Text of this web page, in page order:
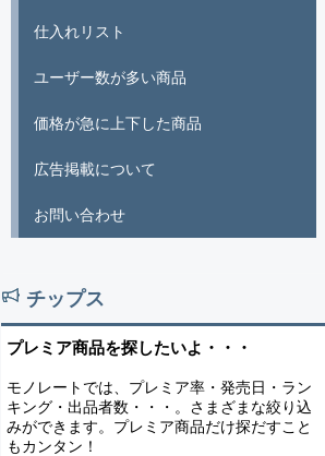
仕入れリスト
ユーザー数が多い商品
価格が急に上下した商品
広告掲載について
お問い合わせ
チップス
プレミア商品を探したいよ・・・
モノレートでは、プレミア率・発売日・ラン
キング・出品者数・・・。さまざまな絞り込
みができます。プレミア商品だけ探だすこと
もカンタン！